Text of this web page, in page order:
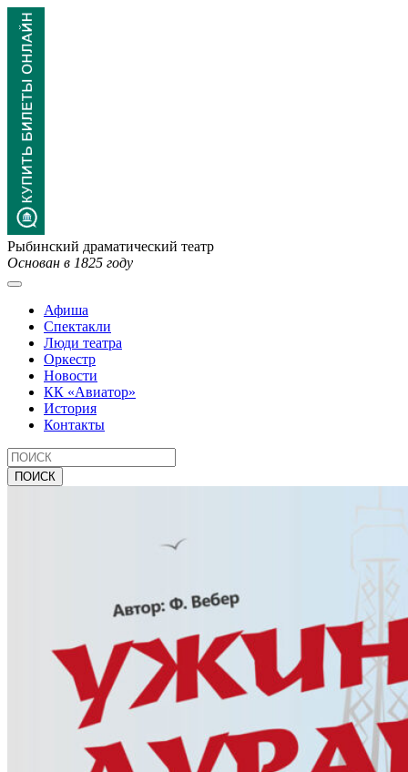
Рыбинский драматический театр
Основан в 1825 году
Афиша
Спектакли
Люди театра
Оркестр
Новости
КК «Авиатор»
История
Контакты